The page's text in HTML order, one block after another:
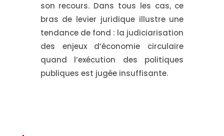
son recours. Dans tous les cas, ce
bras de levier juridique illustre une
tendance de fond : la judiciarisation
des enjeux d’économie circulaire
quand l’exécution des politiques
publiques est jugée insuffisante.